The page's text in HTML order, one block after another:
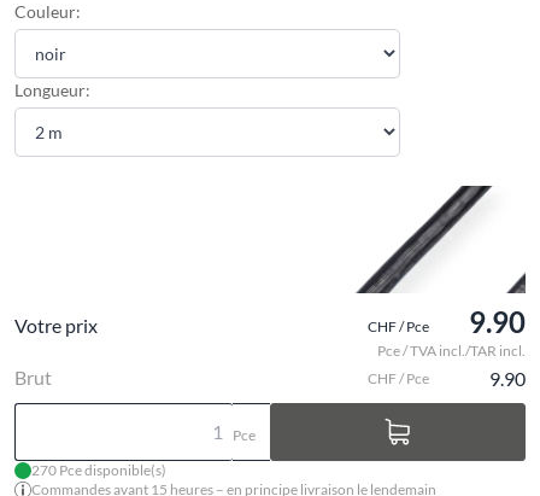
Couleur:
Longueur:
Votre prix CHF / Pce 9.90
Pce / TVA incl./TAR incl.
Brut CHF / Pce 9.90
Pce
270 Pce disponible(s)
Commandes avant 15 heures – en principe livraison le lendemain